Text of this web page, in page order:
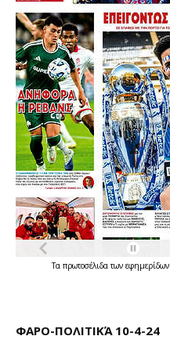
Τα πρωτοσέλιδατων εφημερίδων
ΦΑΡΟ-ΠΟΛΙΤΙΚΆ 10-4-24